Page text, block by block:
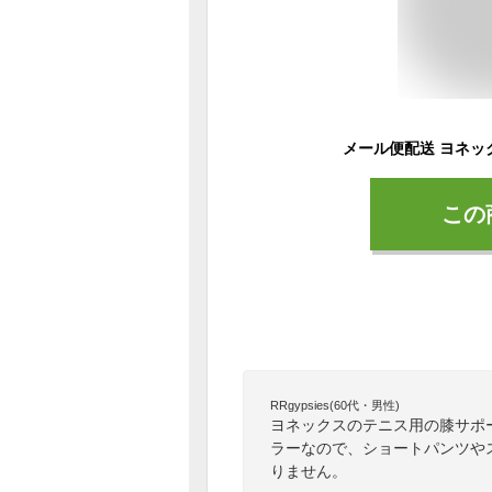
こ
RRgypsies(60代・男性)
ヨネックスのテニス用の膝サ
ラーなので、ショートパンツ
りません。